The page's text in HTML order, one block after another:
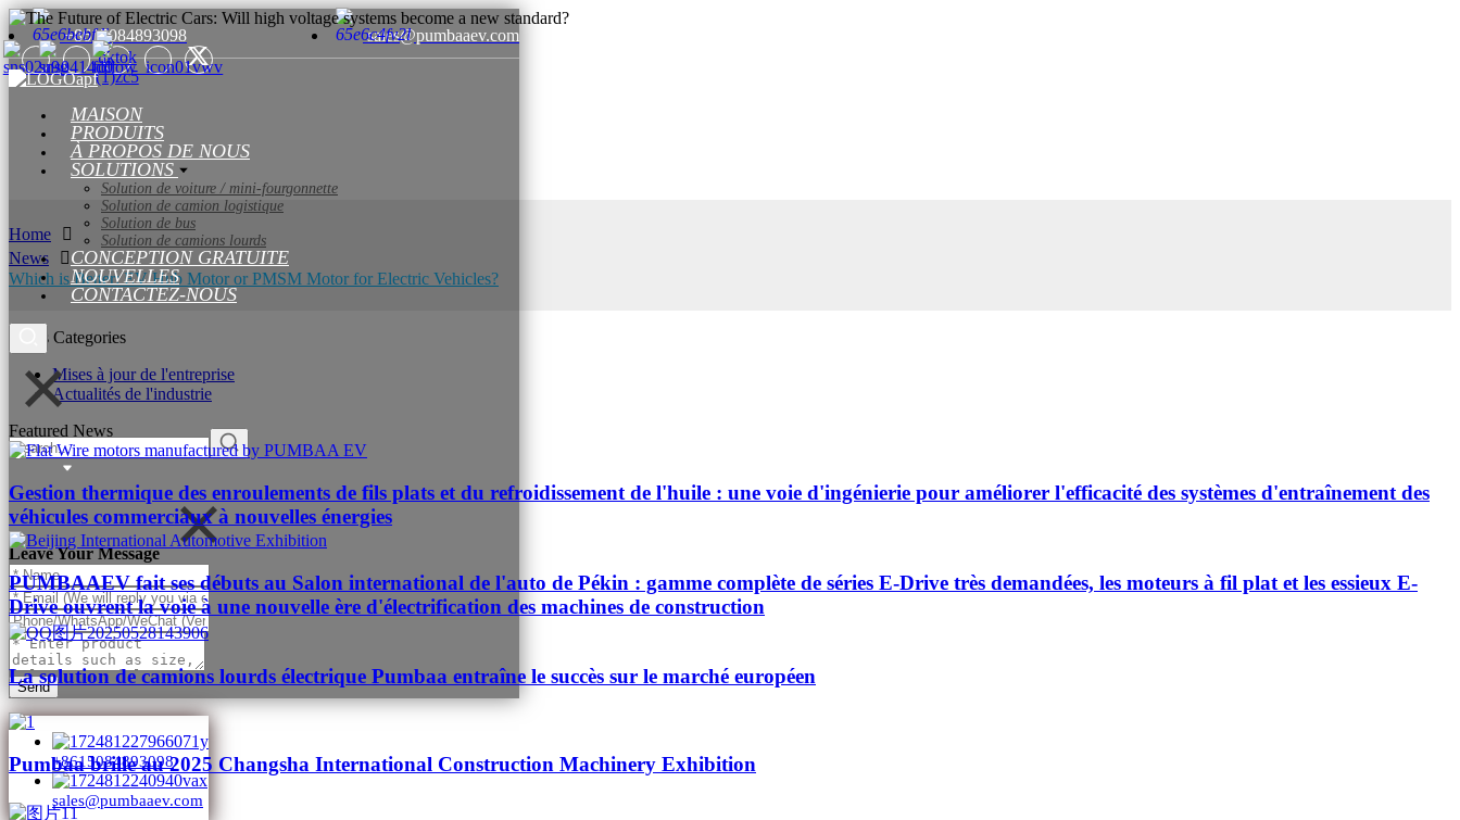
+8615084893098 sales@pumbaaev.com
MAISON
PRODUITS
À PROPOS DE NOUS
SOLUTIONS
Solution de voiture / mini-fourgonnette
Solution de camion logistique
Solution de bus
Solution de camions lourds
CONCEPTION GRATUITE
NOUVELLES
CONTACTEZ-NOUS
Leave Your Message
Send
+8615084893098
sales@pumbaaev.com
Home
News
Which is Better: EV Hub Motor or PMSM Motor for Electric Vehicles?
News Categories
Mises à jour de l'entreprise
Actualités de l'industrie
Featured News
Gestion thermique des enroulements de fils plats et du refroidissement de l'huile : une voie d'ingénierie pour améliorer l'efficacité des systèmes d'entraînement des
véhicules commerciaux à nouvelles énergies
PUMBAAEV fait ses débuts au Salon international de l'auto de Pékin : gamme complète de séries E-Drive très demandées, les moteurs à fil plat et les essieux E-
Drive ouvrent la voie à une nouvelle ère d'électrification des machines de construction
La solution de camions lourds électrique Pumbaa entraîne le succès sur le marché européen
Pumbaa brille au 2025 Changsha International Construction Machinery Exhibition